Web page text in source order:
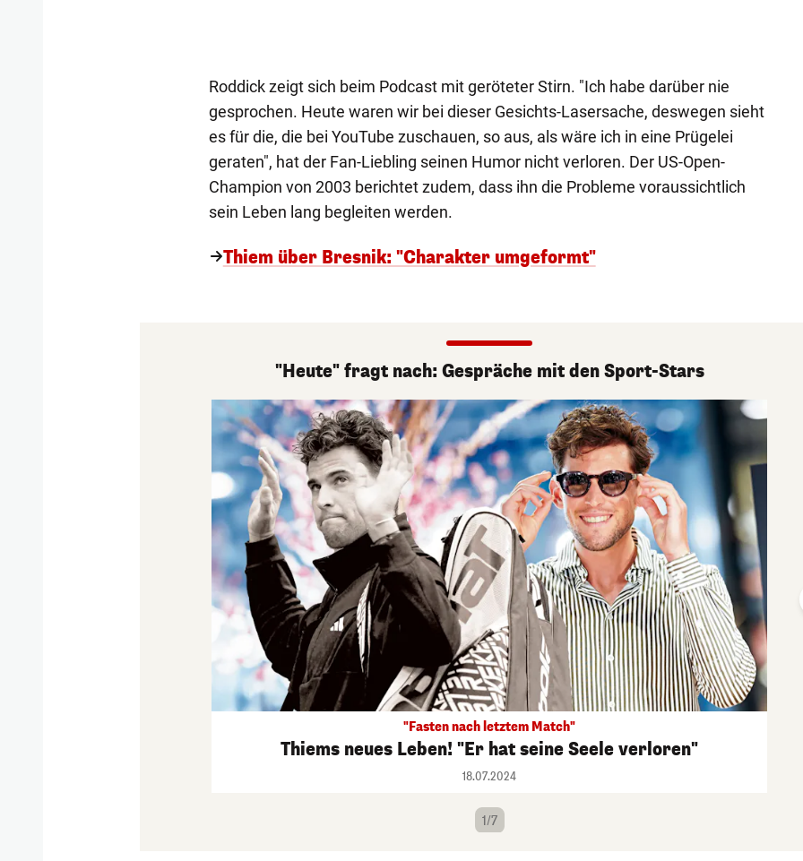
Roddick zeigt sich beim Podcast mit geröteter Stirn. "Ich habe darüber nie
gesprochen. Heute waren wir bei dieser Gesichts-Lasersache, deswegen sieht
es für die, die bei YouTube zuschauen, so aus, als wäre ich in eine Prügelei
geraten", hat der Fan-Liebling seinen Humor nicht verloren. Der US-Open-
Champion von 2003 berichtet zudem, dass ihn die Probleme voraussichtlich
sein Leben lang begleiten werden.
Thiem über Bresnik: "Charakter umgeformt"
"Heute" fragt nach: Gespräche mit den Sport-Stars
"Fasten nach letztem Match"
Thiems neues Leben! "Er hat seine Seele verloren"
18.07.2024
1/7